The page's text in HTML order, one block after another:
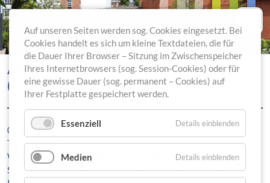
ABENDSPAZIERGANG DURCH LIEBENBURG
(KLINIK INTERN)
07.06.2018 21:00
Treff (Haus 5)
Wir laden Sie ganz herzlich zu einem lockeren Spaziergang (ca. 1
Stunde) durch Liebenburg ein. Dabei erhalten Sie interessante
Auf unseren Seiten werden sog. Cookies eingesetzt. Bei
Cookies handelt es sich um kleine Textdateien, die für
die Dauer Ihrer Browser – Sitzung im Zwischenspeicher
Ihres Internetbrowsers (sog. Session-Cookies) oder für
eine gewisse Dauer (sog. permanent – Cookies) auf
Ihrer Festplatte gespeichert werden.
Essenziell Details einblenden
Medien Details einblenden